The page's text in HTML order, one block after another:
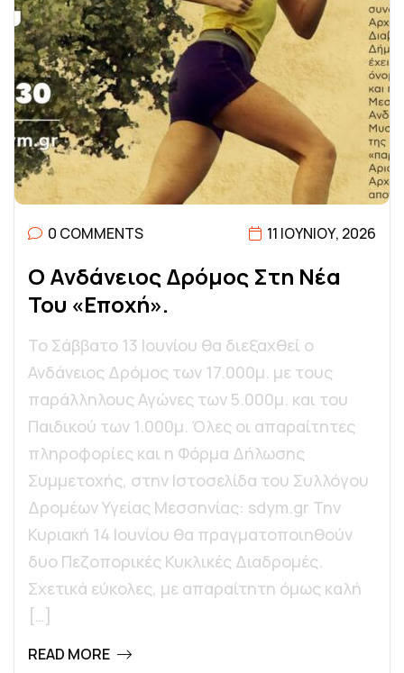
0 COMMENTS 11 ΙΟΥΝΊΟΥ, 2026
Ο ΑΝΔΆΝΕΙΟΣΔΡΌΜΟΣ ΣΤΗ ΝΈΑ
ΤΟΥ «ΕΠΟΧΉ».
Το Σάββατο 13 Ιουνίου θα διεξαχθεί ο
Ανδάνειος Δρόμος των 17.000μ. με τους
παράλληλους Αγώνες των 5.000μ. και του
Παιδικού των 1.000μ. Όλες οι απαραίτητες
πληροφορίες και η Φόρμα Δήλωσης
Συμμετοχής, στην Ιστοσελίδα του Συλλόγου
Δρομέων Υγείας Μεσσηνίας: sdym.gr Την
Κυριακή 14 Ιουνίου θα πραγματοποιηθούν
δυο Πεζοπορικές Κυκλικές Διαδρομές.
Σχετικά εύκολες, με απαραίτητη όμως καλή
[…]
READ MORE